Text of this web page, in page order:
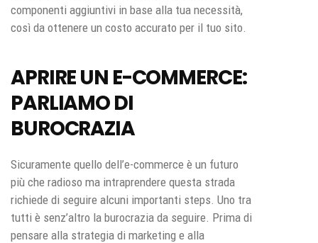
componenti aggiuntivi in base alla tua necessità,
così da ottenere un costo accurato per il tuo sito.
APRIRE UN E-COMMERCE:
PARLIAMO DI
BUROCRAZIA
Sicuramente quello dell’e-commerce è un futuro
più che radioso ma intraprendere questa strada
richiede di seguire alcuni importanti steps. Uno tra
tutti è senz’altro la burocrazia da seguire. Prima di
pensare alla strategia di marketing e alla